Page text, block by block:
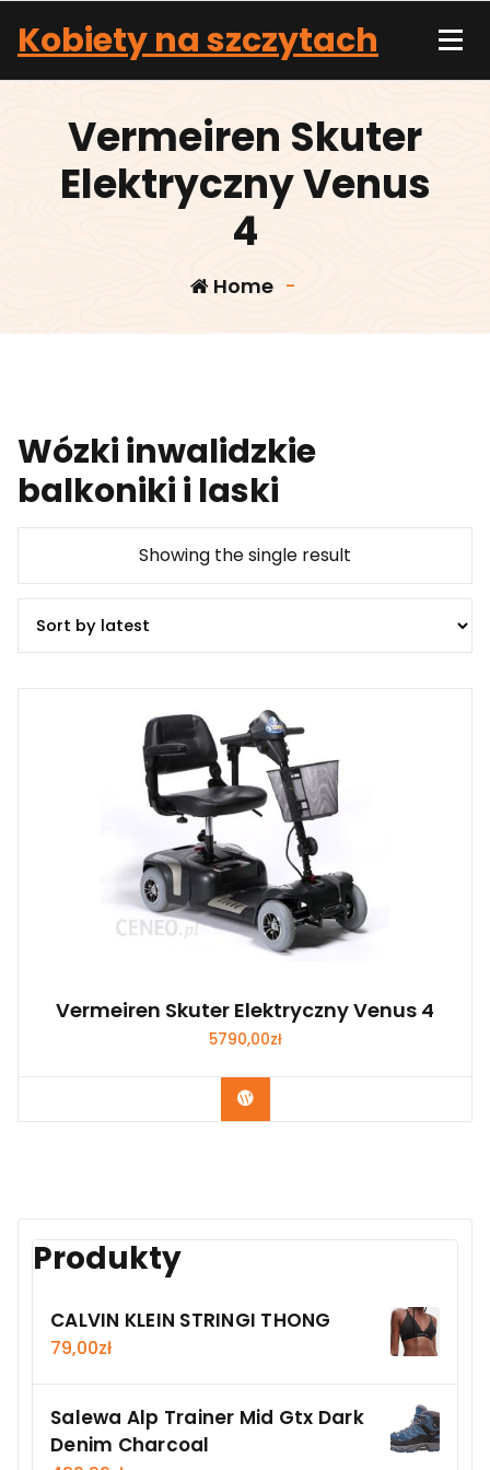
content
Kobiety na szczytach
Vermeiren Skuter
Elektryczny Venus
4
Home -
Wózki inwalidzkie
balkoniki i laski
Showing the single result
Vermeiren Skuter Elektryczny Venus 4
5790,00zł
Kup Teraz
Produkty
CALVIN KLEIN STRINGI THONG
79,00zł
Salewa Alp Trainer Mid Gtx Dark
Denim Charcoal